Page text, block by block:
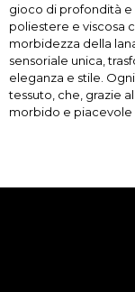
gioco di profondità e
poliestere e viscosa
morbidezza della
sensoriale unica,
eleganza e stile.
tessuto, che, grazie
morbido e piacevole